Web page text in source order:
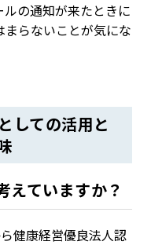
の通知が来たときに
らないことが気にな
しての活用と
えていますか？
健康経営優良法人認